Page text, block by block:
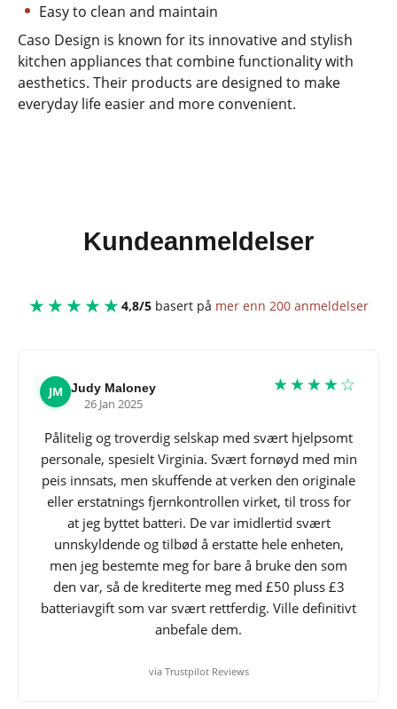
Easy to clean and maintain
Caso Design is known for its innovative and stylish
kitchen appliances that combine functionality with
aesthetics. Their products are designed to make
everyday life easier and more convenient.
Kundeanmeldelser
★★★★★ 4,8/5 basert på mer enn 200 anmeldelser
JM Judy Maloney
26 Jan 2025
★★★★☆
Pålitelig og troverdig selskap med svært hjelpsomt
personale, spesielt Virginia. Svært fornøyd med min
peis innsats, men skuffende at verken den originale
eller erstatnings fjernkontrollen virket, til tross for
at jeg byttet batteri. De var imidlertid svært
unnskyldende og tilbød å erstatte hele enheten,
men jeg bestemte meg for bare å bruke den som
den var, så de krediterte meg med £50 pluss £3
batteriavgift som var svært rettferdig. Ville definitivt
anbefale dem.
via Trustpilot Reviews